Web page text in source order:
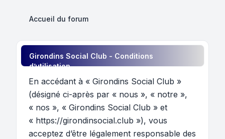
Accueil du forum
Girondins Social Club - Conditions
d’utilisation
En accédant à « Girondins Social Club »
(désigné ci-après par « nous », « notre »,
« nos », « Girondins Social Club » et
« https://girondinsocial.club »), vous
acceptez d’être légalement responsable des